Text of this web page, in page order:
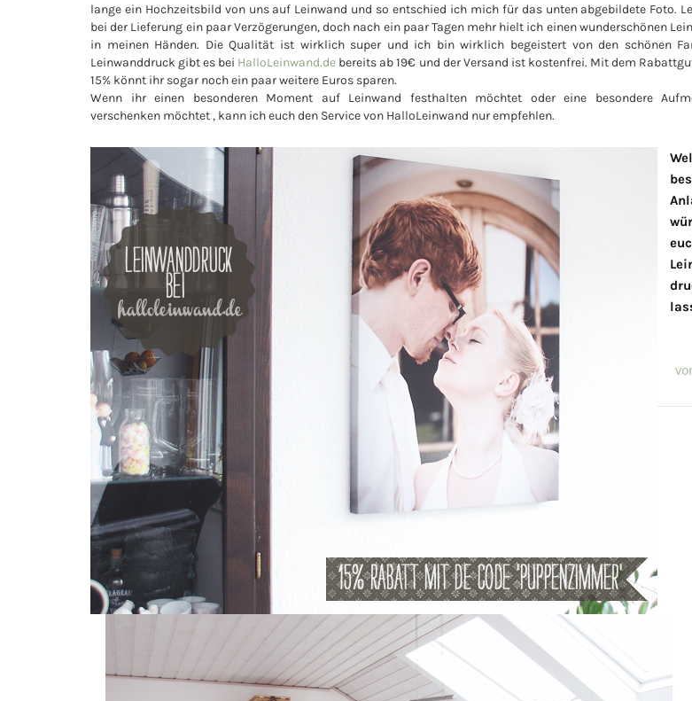
lange ein Hochzeitsbild von uns auf Leinwand und so entschied ich mich für das unten abgebildete Foto.
bei der Lieferung ein paar Verzögerungen, doch nach ein paar Tagen mehr hielt ich einen wunderschönen
in meinen Händen. Die Qualität ist wirklich super und ich bin wirklich begeistert von den schönen
Leinwanddruck gibt es bei HalloLeinwand.de bereits ab 19€ und der Versand ist kostenfrei. Mit dem
15% könnt ihr sogar noch ein paar weitere Euros sparen.
Wenn ihr einen besonderen Moment auf Leinwand festhalten möchtet oder eine besondere
verschenken möchtet , kann ich euch den Service von HalloLeinwand nur empfehlen.
Beitragsnavigation